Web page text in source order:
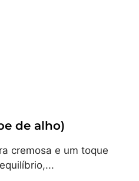
de alho)
cremosa e um toque